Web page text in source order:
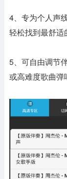
4、专为个人声
轻松找到最舒适
5、可自由调节
或高难度歌曲弹